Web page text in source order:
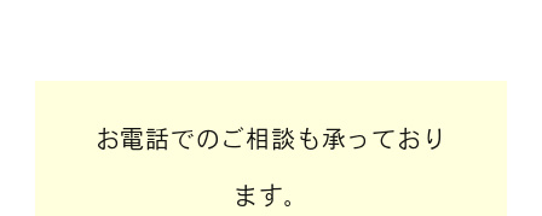
お電話でのご相談も承っており
ます。